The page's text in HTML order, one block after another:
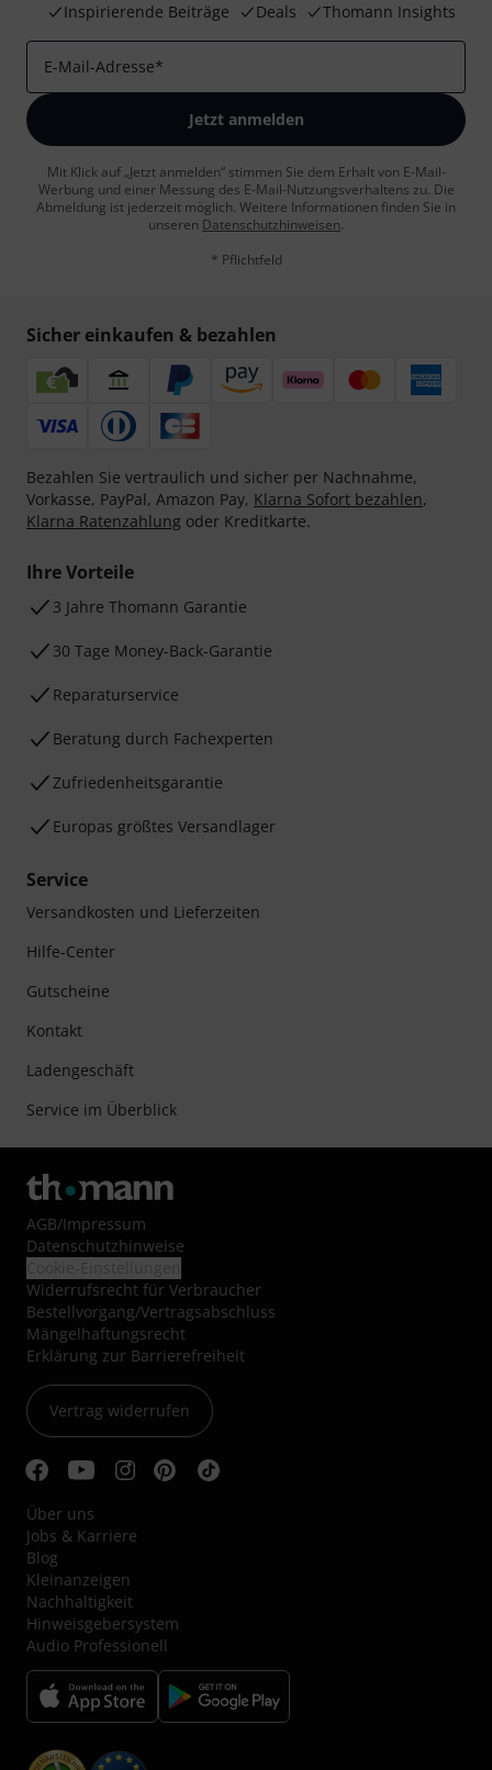
Inspirierende Beiträge
Deals Thomann Insights
E-Mail-Adresse*
Jetzt anmelden
Mit Klick auf „Jetzt anmelden“ stimmen Sie dem Erhalt von E-Mail-
Werbung und einer Messung des E-Mail-Nutzungsverhaltens zu. Die
Abmeldung ist jederzeit möglich. Weitere Informationen finden Sie in
unseren Datenschutzhinweisen.
* Pflichtfeld
Sicher einkaufen & bezahlen
Bezahlen Sie vertraulich und sicher per Nachnahme,
Vorkasse, PayPal, Amazon Pay, Klarna Sofort bezahlen,
Klarna Ratenzahlung oder Kreditkarte.
Ihre Vorteile
3 Jahre Thomann Garantie
30 Tage Money-Back-Garantie
Reparaturservice
Beratung durch Fachexperten
Zufriedenheitsgarantie
Europas größtes Versandlager
Service
Versandkosten und Lieferzeiten
Hilfe-Center
Gutscheine
Kontakt
Ladengeschäft
Service im Überblick
AGB/Impressum
Datenschutzhinweise
Widerrufsrecht für Verbraucher
Bestellvorgang/Vertragsabschluss
Mängelhaftungsrecht
Erklärung zur Barrierefreiheit
Vertrag widerrufen
Über uns
Jobs & Karriere
Blog
Kleinanzeigen
Nachhaltigkeit
Hinweisgebersystem
Audio Professionell